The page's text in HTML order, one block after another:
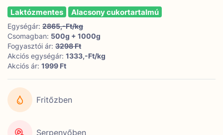
Laktózmentes Alacsony cukortartalmú
Egységár: 2865,-Ft/kg
Csomagban: 500g + 1000g
Fogyasztói ár: 3298 Ft
Akciós egységár: 1333,-Ft/kg
Akciós ár: 1999 Ft
Fritőzben
Serpenyőben